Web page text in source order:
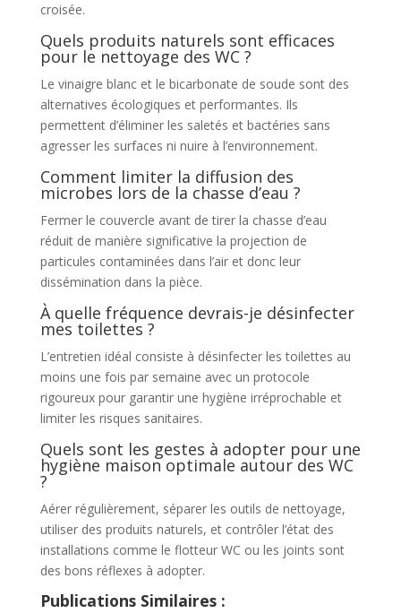
croisée.
Quels produits naturels sont efficaces
pour le nettoyage des WC ?
Le vinaigre blanc et le bicarbonate de soude sont des
alternatives écologiques et performantes. Ils
permettent d’éliminer les saletés et bactéries sans
agresser les surfaces ni nuire à l’environnement.
Comment limiter la diffusion des
microbes lors de la chasse d’eau ?
Fermer le couvercle avant de tirer la chasse d’eau
réduit de manière significative la projection de
particules contaminées dans l’air et donc leur
dissémination dans la pièce.
À quelle fréquence devrais-je désinfecter
mes toilettes ?
L’entretien idéal consiste à désinfecter les toilettes au
moins une fois par semaine avec un protocole
rigoureux pour garantir une hygiène irréprochable et
limiter les risques sanitaires.
Quels sont les gestes à adopter pour une
hygiène maison optimale autour des WC
?
Aérer régulièrement, séparer les outils de nettoyage,
utiliser des produits naturels, et contrôler l’état des
installations comme le flotteur WC ou les joints sont
des bons réflexes à adopter.
Publications Similaires :